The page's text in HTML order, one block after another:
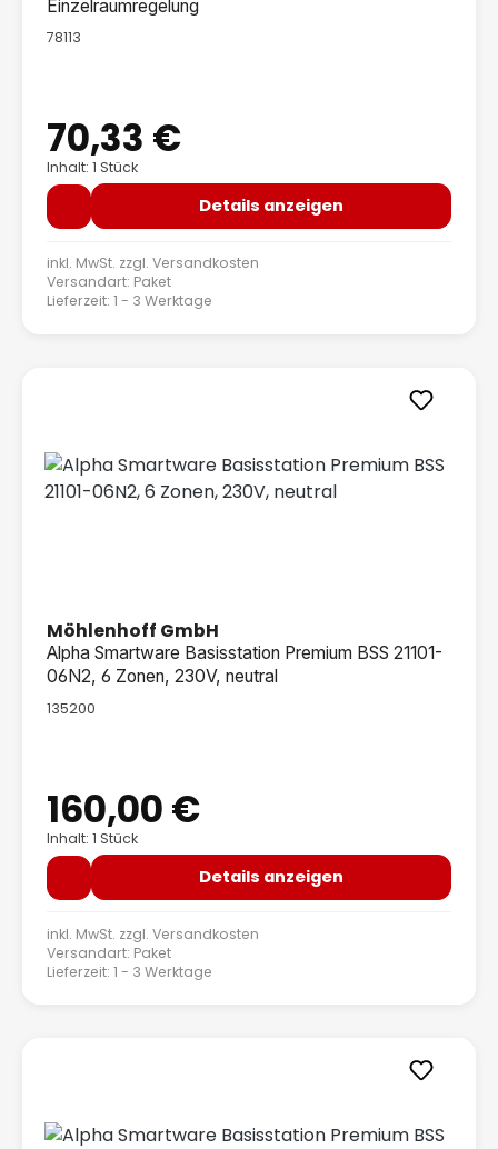
Einzelraumregelung
78113
Regulärer Preis:
70,33 €
Inhalt: 1 Stück
Details anzeigen
inkl. MwSt. zzgl. Versandkosten
Versandart: Paket
Lieferzeit: 1 - 3 Werktage
Möhlenhoff GmbH
Alpha Smartware Basisstation Premium BSS 21101-
06N2, 6 Zonen, 230V, neutral
135200
Regulärer Preis:
160,00 €
Inhalt: 1 Stück
Details anzeigen
inkl. MwSt. zzgl. Versandkosten
Versandart: Paket
Lieferzeit: 1 - 3 Werktage